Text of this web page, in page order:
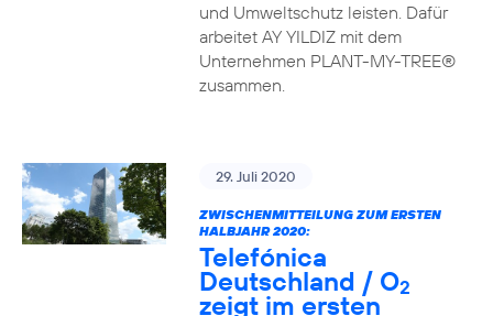
und Umweltschutz leisten. Dafür
arbeitet AY YILDIZ mit dem
Unternehmen PLANT-MY-TREE®
zusammen.
29. Juli 2020
ZWISCHENMITTEILUNG ZUM ERSTEN
HALBJAHR 2020:
Telefónica
Deutschland / O2
zeigt im ersten